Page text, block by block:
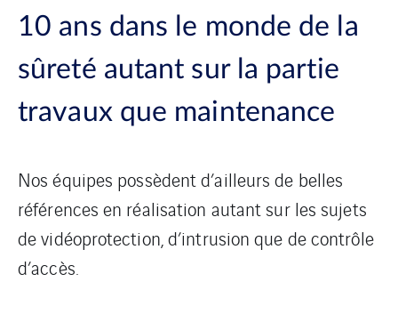
10 ans dans le monde de la
sûreté autant sur la partie
travaux que maintenance
Nos équipes possèdent d’ailleurs de belles
références en réalisation autant sur les sujets
de vidéoprotection, d’intrusion que de contrôle
d’accès.